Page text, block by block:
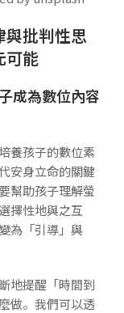
與批判性思
可能
成為數位內容
養孩子的數位素
安身立命的關鍵
幫助孩子理解螢
擇性地與之互
為「引導」與
地提醒「時間到
做。我們可以透